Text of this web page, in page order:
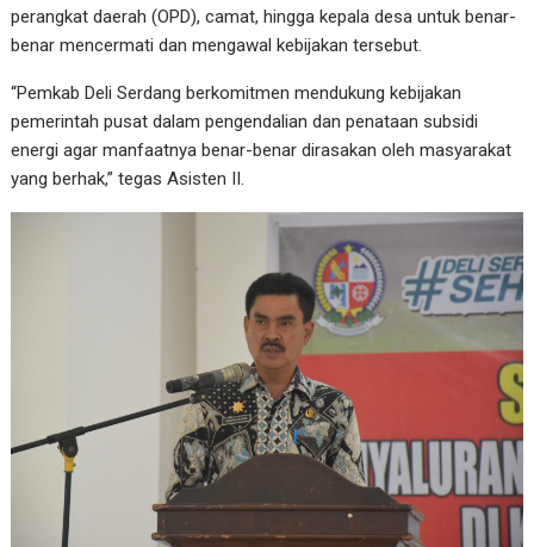
perangkat daerah (OPD), camat, hingga kepala desa untuk benar-
benar mencermati dan mengawal kebijakan tersebut.
“Pemkab Deli Serdang berkomitmen mendukung kebijakan
pemerintah pusat dalam pengendalian dan penataan subsidi
energi agar manfaatnya benar-benar dirasakan oleh masyarakat
yang berhak,” tegas Asisten II.